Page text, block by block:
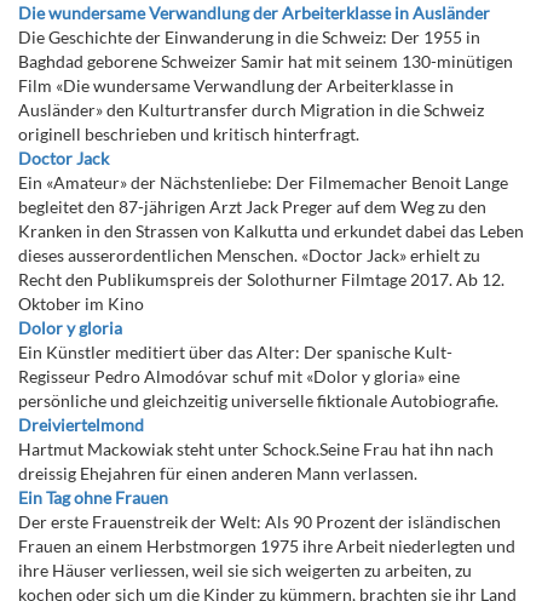
Die wundersame Verwandlung der Arbeiterklasse in Ausländer
Die Geschichte der Einwanderung in die Schweiz: Der 1955 in
Baghdad geborene Schweizer Samir hat mit seinem 130-minütigen
Film «Die wundersame Verwandlung der Arbeiterklasse in
Ausländer» den Kulturtransfer durch Migration in die Schweiz
originell beschrieben und kritisch hinterfragt.
Doctor Jack
Ein «Amateur» der Nächstenliebe: Der Filmemacher Benoit Lange
begleitet den 87-jährigen Arzt Jack Preger auf dem Weg zu den
Kranken in den Strassen von Kalkutta und erkundet dabei das Leben
dieses ausserordentlichen Menschen. «Doctor Jack» erhielt zu
Recht den Publikumspreis der Solothurner Filmtage 2017. Ab 12.
Oktober im Kino
Dolor y gloria
Ein Künstler meditiert über das Alter: Der spanische Kult-
Regisseur Pedro Almodóvar schuf mit «Dolor y gloria» eine
persönliche und gleichzeitig universelle fiktionale Autobiografie.
Dreiviertelmond
Hartmut Mackowiak steht unter Schock.Seine Frau hat ihn nach
dreissig Ehejahren für einen anderen Mann verlassen.
Ein Tag ohne Frauen
Der erste Frauenstreik der Welt: Als 90 Prozent der isländischen
Frauen an einem Herbstmorgen 1975 ihre Arbeit niederlegten und
ihre Häuser verliessen, weil sie sich weigerten zu arbeiten, zu
kochen oder sich um die Kinder zu kümmern, brachten sie ihr Land